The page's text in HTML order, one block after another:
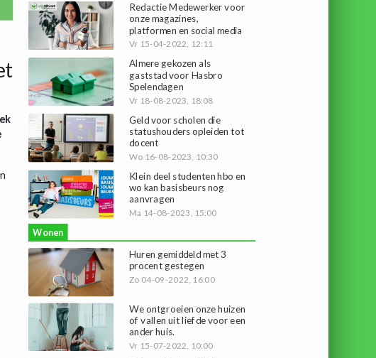
Redactie Medewerker voor
onze magazines,
platformen en social media
Vr 15-04-2022, 12:11
Almere gekozen als
gaststad voor Hasbro
Spelendagen
Vr 18-08-2023, 18:08
Geld voor scholen die
statushouders opleiden tot
docent
Wo 16-08-2023, 10:30
Klein deel studenten hbo en
wo kan basisbeurs nog
aanvragen
Ma 14-08-2023, 15:00
Wonen
Huren gemiddeld met 3
procent gestegen
Zo 04-09-2022, 16:00
We ontgroeien onze huizen
of vallen uit liefde voor een
ander huis.
Vr 15-07-2022, 10:00